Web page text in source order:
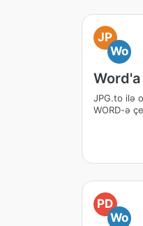
JP
Wo
Word'a
JPG.to ilə
WORD-ə
PD
Wo